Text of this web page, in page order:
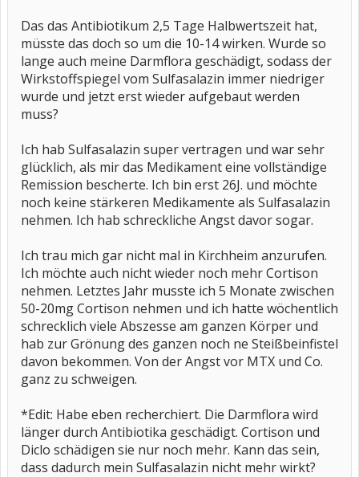
Das das Antibiotikum 2,5 Tage Halbwertszeit hat,
müsste das doch so um die 10-14 wirken. Wurde so
lange auch meine Darmflora geschädigt, sodass der
Wirkstoffspiegel vom Sulfasalazin immer niedriger
wurde und jetzt erst wieder aufgebaut werden
muss?
Ich hab Sulfasalazin super vertragen und war sehr
glücklich, als mir das Medikament eine vollständige
Remission bescherte. Ich bin erst 26J. und möchte
noch keine stärkeren Medikamente als Sulfasalazin
nehmen. Ich hab schreckliche Angst davor sogar.
Ich trau mich gar nicht mal in Kirchheim anzurufen.
Ich möchte auch nicht wieder noch mehr Cortison
nehmen. Letztes Jahr musste ich 5 Monate zwischen
50-20mg Cortison nehmen und ich hatte wöchentlich
schrecklich viele Abszesse am ganzen Körper und
hab zur Grönung des ganzen noch ne Steißbeinfistel
davon bekommen. Von der Angst vor MTX und Co.
ganz zu schweigen.
*Edit: Habe eben recherchiert. Die Darmflora wird
länger durch Antibiotika geschädigt. Cortison und
Diclo schädigen sie nur noch mehr. Kann das sein,
dass dadurch mein Sulfasalazin nicht mehr wirkt?